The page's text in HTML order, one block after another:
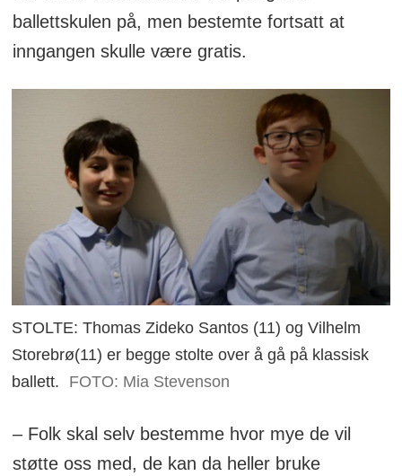
ballettskulen på, men bestemte fortsatt at
inngangen skulle være gratis.
STOLTE: Thomas Zideko Santos (11) og Vilhelm
Storebrø(11) er begge stolte over å gå på klassisk
ballett.
FOTO: Mia Stevenson
– Folk skal selv bestemme hvor mye de vil
støtte oss med, de kan da heller bruke